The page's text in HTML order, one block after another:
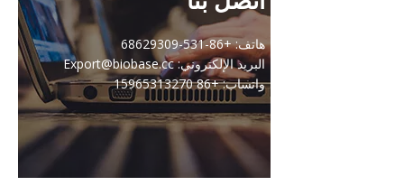
هاتف: +86-531-68629309
البريد الإلكتروني: Export@biobase.cc
واتساب: +86 15965313270